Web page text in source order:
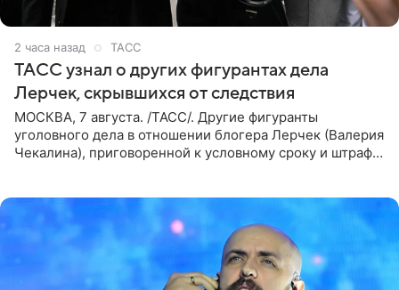
2 часа назад ТАСС
ТАСС узнал о других фигурантах дела
Лерчек, скрывшихся от следствия
МОСКВА, 7 августа. /ТАСС/. Другие фигуранты
уголовного дела в отношении блогера Лерчек (Валерия
Чекалина), приговоренной к условному сроку и штрафу,